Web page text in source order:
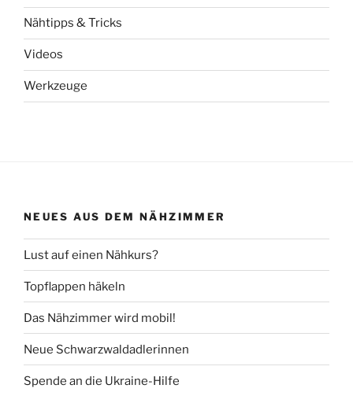
Nähtipps & Tricks
Videos
Werkzeuge
NEUES AUS DEM NÄHZIMMER
Lust auf einen Nähkurs?
Topflappen häkeln
Das Nähzimmer wird mobil!
Neue Schwarzwaldadlerinnen
Spende an die Ukraine-Hilfe